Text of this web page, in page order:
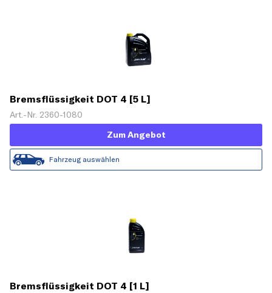
Bremsflüssigkeit DOT 4 [5 L]
Art.-Nr. 2360-1080
Zum Angebot
Fahrzeug auswählen
Bremsflüssigkeit DOT 4 [1 L]